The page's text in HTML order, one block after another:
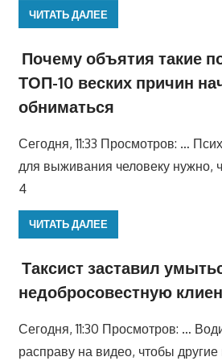
ЧИТАТЬ ДАЛЕЕ
Почему объятия такие
ТОП-10 веских причин
обниматься
Сегодня, 11:33 Просмотров: …
для выживания человеку нужно,
4
ЧИТАТЬ ДАЛЕЕ
Таксист заставил
недобросовестную
Сегодня, 11:30 Просмотров: …
расправу на видео, чтобы